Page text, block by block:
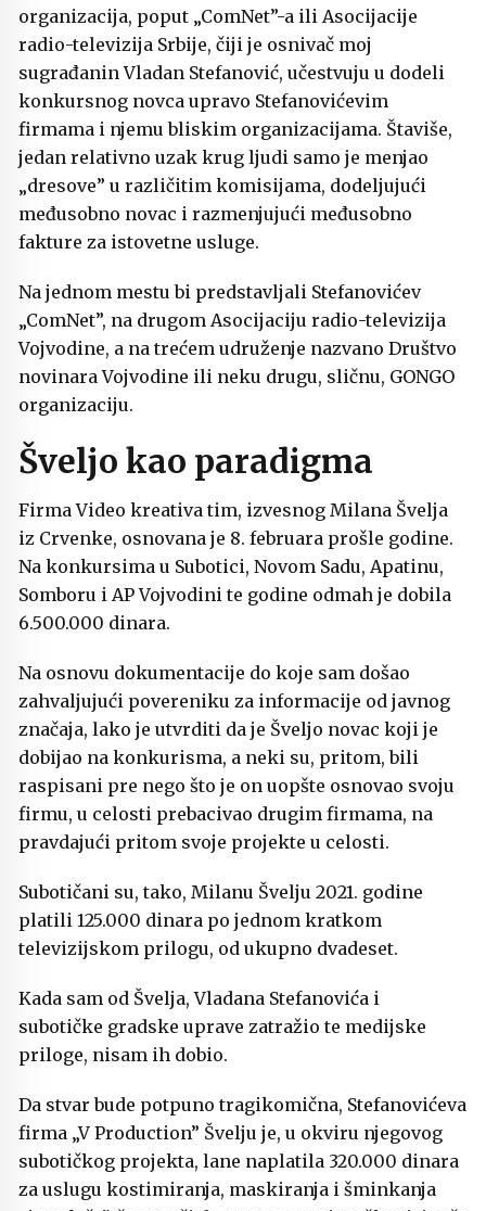
organizacija, poput „ComNet”-a ili Asocijacije
radio-televizija Srbije, čiji je osnivač moj
sugrađanin Vladan Stefanović, učestvuju u dodeli
konkursnog novca upravo Stefanovićevim
firmama i njemu bliskim organizacijama. Štaviše,
jedan relativno uzak krug ljudi samo je menjao
„dresove” u različitim komisijama, dodeljujući
međusobno novac i razmenjujući međusobno
fakture za istovetne usluge.
Na jednom mestu bi predstavljali Stefanovićev
„ComNet”, na drugom Asocijaciju radio-televizija
Vojvodine, a na trećem udruženje nazvano Društvo
novinara Vojvodine ili neku drugu, sličnu, GONGO
organizaciju.
Šveljo kao paradigma
Firma Video kreativa tim, izvesnog Milana Švelja
iz Crvenke, osnovana je 8. februara prošle godine.
Na konkursima u Subotici, Novom Sadu, Apatinu,
Somboru i AP Vojvodini te godine odmah je dobila
6.500.000 dinara.
Na osnovu dokumentacije do koje sam došao
zahvaljujući povereniku za informacije od javnog
značaja, lako je utvrditi da je Šveljo novac koji je
dobijao na konkurisma, a neki su, pritom, bili
raspisani pre nego što je on uopšte osnovao svoju
firmu, u celosti prebacivao drugim firmama, na
pravdajući pritom svoje projekte u celosti.
Subotičani su, tako, Milanu Švelju 2021. godine
platili 125.000 dinara po jednom kratkom
televizijskom prilogu, od ukupno dvadeset.
Kada sam od Švelja, Vladana Stefanovića i
subotičke gradske uprave zatražio te medijske
priloge, nisam ih dobio.
Da stvar bude potpuno tragikomična, Stefanovićeva
firma „V Production” Švelju je, u okviru njegovog
subotičkog projekta, lane naplatila 320.000 dinara
za uslugu kostimiranja, maskiranja i šminkanja